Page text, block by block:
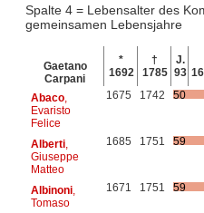
Spalte 4 = Lebensalter des
gemeinsamen Lebensjahre
Gaetano
Carpani
*
1692
†
1785
J.
93
Abaco,
Evaristo
Felice
1675 1742 50
Alberti,
Giuseppe
Matteo
1685 1751 59
Albinoni,
Tomaso
1671 1751 59